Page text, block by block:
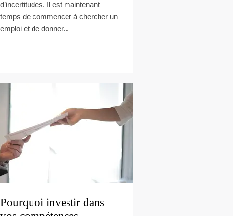
d’incertitudes. Il est maintenant
temps de commencer à chercher un
emploi et de donner...
Pourquoi investir dans